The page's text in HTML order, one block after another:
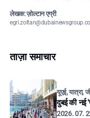
लेखक: ज़ोल्टान एग्री
ताज़ा समाचार
यूएई, यात्रा,
दुबई की
2026. 07.